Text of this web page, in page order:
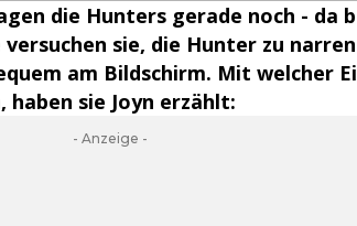
die Hunters gerade noch - da
sie, die Hunter zu
am Bildschirm. Mit welcher
sie Joyn erzählt:
- Anzeige -